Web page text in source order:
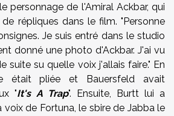
personnage de l'Amiral Ackbar, qui
répliques dans le film. "Personne
Je suis entré dans le studio
donné une photo d'Ackbar. J'ai vu
suite su quelle voix j'allais faire." En
était pliée et Bauersfeld avait
"It's A Trap". Ensuite, Burtt lui a
de Fortuna, le sbire de Jabba le